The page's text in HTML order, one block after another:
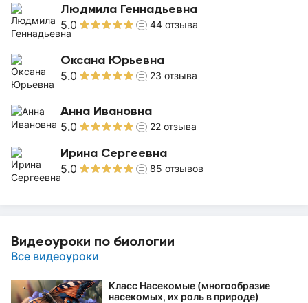
Людмила Геннадьевна
5.0 44 отзыва
Оксана Юрьевна
5.0 23 отзыва
Анна Ивановна
5.0 22 отзыва
Ирина Сергеевна
5.0 85 отзывов
Видеоуроки по биологии
Все видеоуроки
Класс Насекомые (многообразие
насекомых, их роль в природе)